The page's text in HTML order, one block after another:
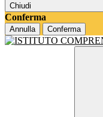
Chiudi
Conferma
Annulla Conferma